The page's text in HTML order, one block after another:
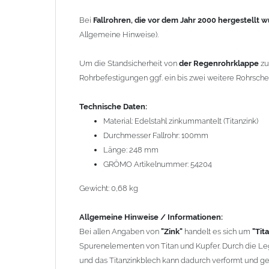
das Titanzinkblech kann dadurch verformt und
Bauteilen zusammen verbaut werden. Diese Metalle
Regenwasser von Kupfer auf sie fließt. Lösung:
gelöteten und gefalzten
gefalzten Alu-, Kupferrohren und gelöteten
und Aufweiten sind manchmal nötig, oder es muss
lasergeschweißtes Fallrohr ersetzt werden.
Zusammenbau vonMetall-Regenfallrohren mit KG-
Bei Fallrohren, die vor dem Jahr 2000 hergestellt
Allgemeine Hinweise).
Um die Standsicherheit von der Regenrohrklappe
Rohrbefestigungen ggf. ein bis zwei weitere
Technische Daten:
Material: Edelstahl zinkummantelt (Titanzink)
Durchmesser Fallrohr: 100mm
Länge: 248 mm
GRÖMO Artikelnummer: 54204
Gewicht: 0,68 kg
Allgemeine Hinweise / Informationen:
Bei allen Angaben von "Zink" handelt es sich um
Spurenelementen von Titan und Kupfer. Durch die
und das Titanzinkblech kann dadurch verformt und